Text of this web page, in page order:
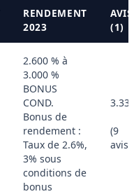
RENDEMENT
2023
AVIS
(1)
2.600 % à
3.000 %
BONUS
COND.
Bonus de
rendement :
Taux de 2.6%,
3% sous
conditions de
bonus
(9
avis)